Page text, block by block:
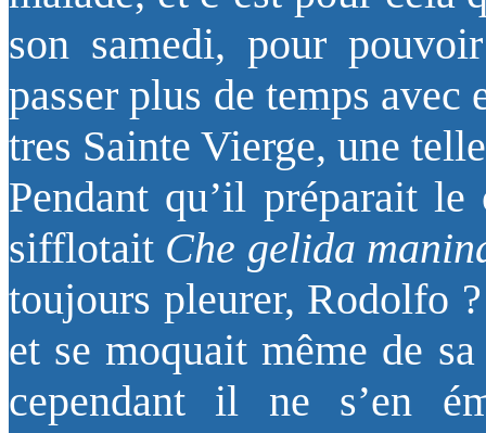
son samedi, pour
passer plus de temps
tres Sainte Vierge, une
Pendant qu’il préparait
sifflotait Che gelida
toujours pleurer, Rodolfo
et se moquait même de
cependant il ne s’en